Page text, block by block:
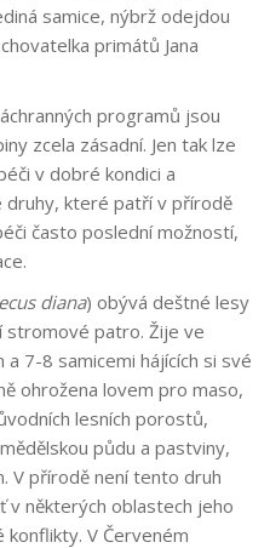
samice, nýbrž odejdou
primátů Jana
programů jsou
zcela zásadní. Jen tak lze
v dobré kondici a
druhy, které patří v přírodě
často poslední možností,
diana) obývá deštné lesy
stromové patro. Žije ve
7-8 samicemi hájících si své
ohrožena lovem pro maso,
lesních porostů,
půdu a pastviny,
V přírodě není tento druh
v některých oblastech jeho
V Červeném